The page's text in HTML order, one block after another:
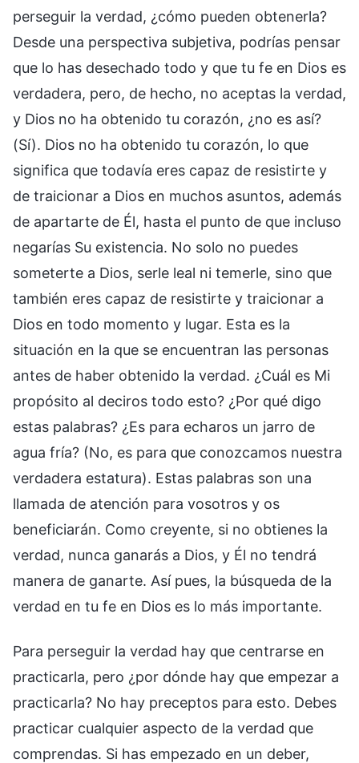
perseguir la verdad, ¿cómo pueden obtenerla?
Desde una perspectiva subjetiva, podrías pensar
que lo has desechado todo y que tu fe en Dios es
verdadera, pero, de hecho, no aceptas la verdad,
y Dios no ha obtenido tu corazón, ¿no es así?
(Sí). Dios no ha obtenido tu corazón, lo que
significa que todavía eres capaz de resistirte y
de traicionar a Dios en muchos asuntos, además
de apartarte de Él, hasta el punto de que incluso
negarías Su existencia. No solo no puedes
someterte a Dios, serle leal ni temerle, sino que
también eres capaz de resistirte y traicionar a
Dios en todo momento y lugar. Esta es la
situación en la que se encuentran las personas
antes de haber obtenido la verdad. ¿Cuál es Mi
propósito al deciros todo esto? ¿Por qué digo
estas palabras? ¿Es para echaros un jarro de
agua fría? (No, es para que conozcamos nuestra
verdadera estatura). Estas palabras son una
llamada de atención para vosotros y os
beneficiarán. Como creyente, si no obtienes la
verdad, nunca ganarás a Dios, y Él no tendrá
manera de ganarte. Así pues, la búsqueda de la
verdad en tu fe en Dios es lo más importante.
Para perseguir la verdad hay que centrarse en
practicarla, pero ¿por dónde hay que empezar a
practicarla? No hay preceptos para esto. Debes
practicar cualquier aspecto de la verdad que
comprendas. Si has empezado en un deber,